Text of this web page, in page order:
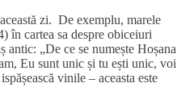
zi. De exemplu, marele
în cartea sa despre obiceiuri
antic: „De ce se numește Hoșana
Eu sunt unic și tu ești unic, voi
vinile – aceasta este